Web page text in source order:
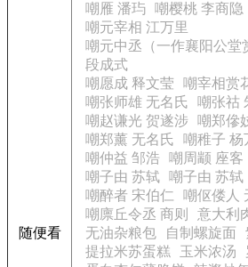
随便看
嘲雁 潘玙 嘲樱桃 李商隐
嘲元宰相 江万里
嘲元中丞（一作襄阳公堂
段成式
嘲愿成 释文莹
嘲宰相赏
嘲张师雄 无名氏
嘲张祜
嘲赵谦光 贺遂涉
嘲郑傪
嘲郑薰 无名氏
嘲稚子 杨
嘲仲益 邹浩
嘲周颛 座客
嘲子由 苏轼
嘲子由 苏轼
嘲醉者 宋伯仁
嘲伛偻人
嘲廪丘令丞 商则
意大利
无油杂粮包
自制螺旋面
提拉米苏蛋糕
玉米浓汤